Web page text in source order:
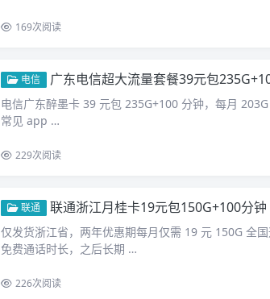
169次阅读
电信 广东电信超大流量套餐39元包
电信广东醉墨卡 39 元包 235G+100 分钟，每月
常见 app …
229次阅读
联通 联通浙江月桂卡19元包150G+100分钟
仅发货浙江省，两年优惠期每月仅需 19 元 150G 全
免费通话时长，之后长期 …
226次阅读